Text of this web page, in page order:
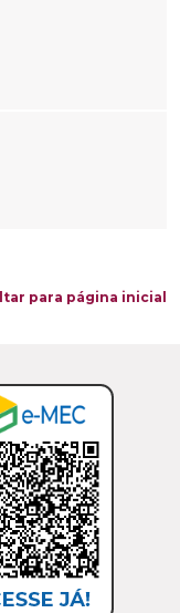
para página inicial